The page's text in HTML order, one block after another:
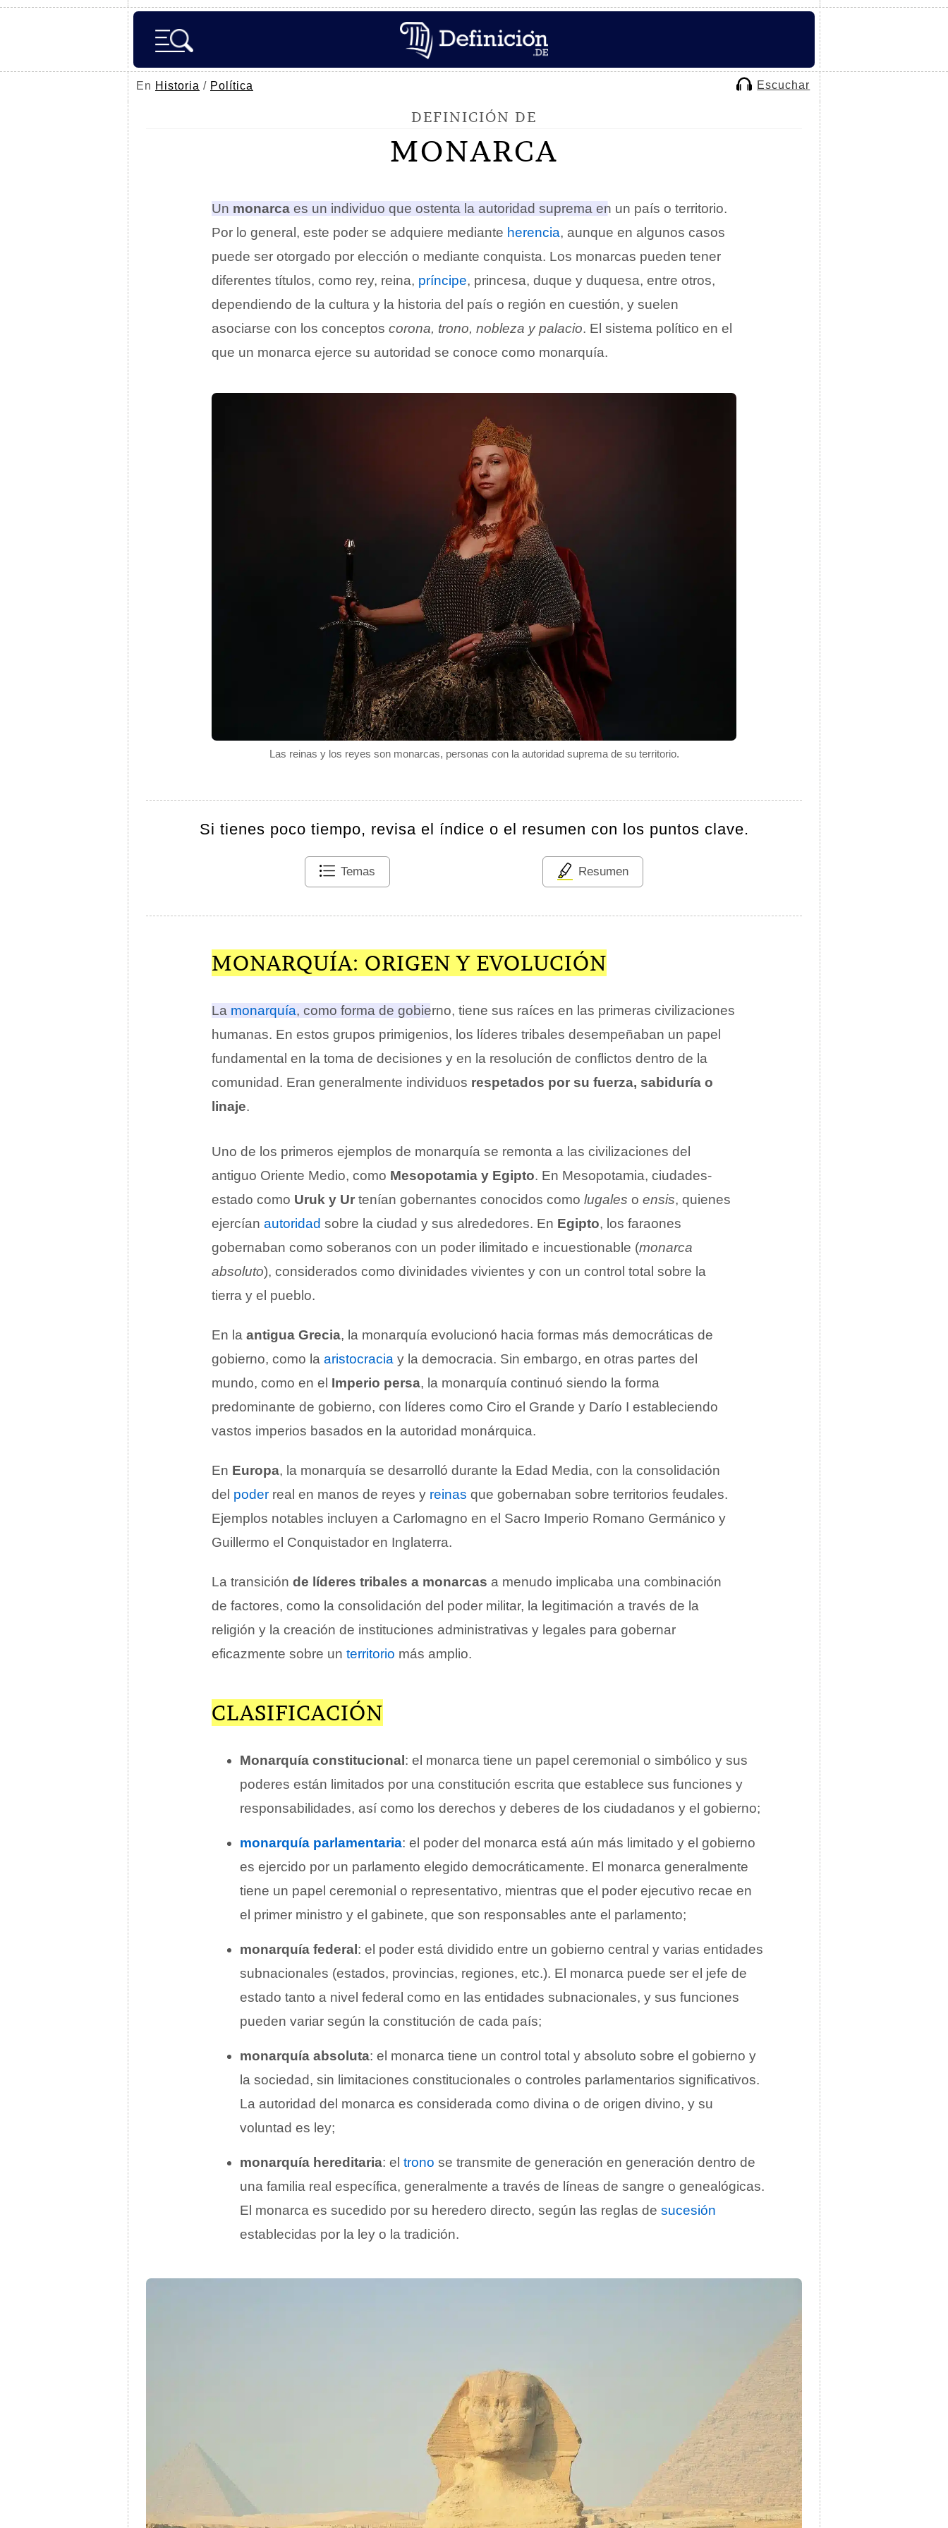
En Historia / Política Escuchar
DEFINICIÓN DE
MONARCA
Las reinas y los reyes son monarcas, personas con la autoridad suprema de su territorio.
Un monarca es un individuo que ostenta la autoridad suprema en un país o territorio.
Por lo general, este poder se adquiere mediante herencia, aunque en algunos casos
puede ser otorgado por elección o mediante conquista. Los monarcas pueden tener
diferentes títulos, como rey, reina, príncipe, princesa, duque y duquesa, entre otros,
dependiendo de la cultura y la historia del país o región en cuestión, y suelen
asociarse con los conceptos corona, trono, nobleza y palacio. El sistema político en el
que un monarca ejerce su autoridad se conoce como monarquía.
Si tienes poco tiempo, revisa el índice o el resumen con los puntos clave.
Temas Resumen
MONARQUÍA: ORIGEN Y EVOLUCIÓN
La monarquía, como forma de gobierno, tiene sus raíces en las primeras civilizaciones
humanas. En estos grupos primigenios, los líderes tribales desempeñaban un papel
fundamental en la toma de decisiones y en la resolución de conflictos dentro de la
comunidad. Eran generalmente individuos respetados por su fuerza, sabiduría o
linaje.
Uno de los primeros ejemplos de monarquía se remonta a las civilizaciones del
antiguo Oriente Medio, como Mesopotamia y Egipto. En Mesopotamia, ciudades-
estado como Uruk y Ur tenían gobernantes conocidos como lugales o ensis, quienes
ejercían autoridad sobre la ciudad y sus alrededores. En Egipto, los faraones
gobernaban como soberanos con un poder ilimitado e incuestionable (monarca
absoluto), considerados como divinidades vivientes y con un control total sobre la
tierra y el pueblo.
En la antigua Grecia, la monarquía evolucionó hacia formas más democráticas de
gobierno, como la aristocracia y la democracia. Sin embargo, en otras partes del
mundo, como en el Imperio persa, la monarquía continuó siendo la forma
predominante de gobierno, con líderes como Ciro el Grande y Darío I estableciendo
vastos imperios basados en la autoridad monárquica.
En Europa, la monarquía se desarrolló durante la Edad Media, con la consolidación
del poder real en manos de reyes y reinas que gobernaban sobre territorios feudales.
Ejemplos notables incluyen a Carlomagno en el Sacro Imperio Romano Germánico y
Guillermo el Conquistador en Inglaterra.
La transición de líderes tribales a monarcas a menudo implicaba una combinación
de factores, como la consolidación del poder militar, la legitimación a través de la
religión y la creación de instituciones administrativas y legales para gobernar
eficazmente sobre un territorio más amplio.
CLASIFICACIÓN
Monarquía constitucional : el monarca tiene un papel ceremonial o simbólico y sus
poderes están limitados por una constitución escrita que establece sus funciones y
responsabilidades, así como los derechos y deberes de los ciudadanos y el gobierno;
monarquía parlamentaria: el poder del monarca está aún más limitado y el gobierno
es ejercido por un parlamento elegido democráticamente. El monarca generalmente
tiene un papel ceremonial o representativo, mientras que el poder ejecutivo recae en
el primer ministro y el gabinete, que son responsables ante el parlamento;
monarquía federal : el poder está dividido entre un gobierno central y varias entidades
subnacionales (estados, provincias, regiones, etc.). El monarca puede ser el jefe de
estado tanto a nivel federal como en las entidades subnacionales, y sus funciones
pueden variar según la constitución de cada país;
monarquía absoluta: el monarca tiene un control total y absoluto sobre el gobierno y
la sociedad, sin limitaciones constitucionales o controles parlamentarios significativos.
La autoridad del monarca es considerada como divina o de origen divino, y su
voluntad es ley;
monarquía hereditaria: el trono se transmite de generación en generación dentro de
una familia real específica, generalmente a través de líneas de sangre o genealógicas.
El monarca es sucedido por su heredero directo, según las reglas de sucesión
establecidas por la ley o la tradición.